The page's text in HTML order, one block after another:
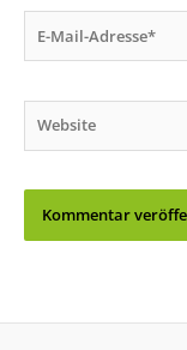
Mail-